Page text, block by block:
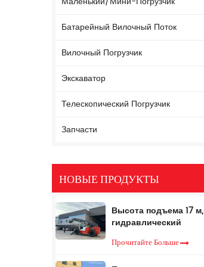
Батарейный Вилочный Поток
Вилочный Погрузчик
Экскаватор
Телескопический Погрузчик
Запчасти
НОВЫЕ ПРОДУКТЫ
Высота подъема 17 м,
гидравлический
вилочный погрузчик, 5
Прочитайте Больше